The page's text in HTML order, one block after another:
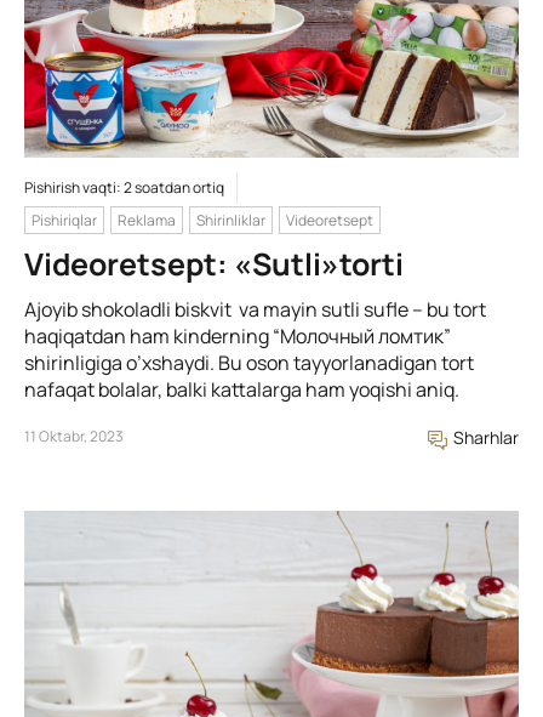
Pishirish vaqti: 2 soatdan ortiq
Pishiriqlar
Reklama Shirinliklar Videoretsept
Videoretsept: «Sutli»torti
Ajoyib shokoladli biskvit va mayin sutli sufle – bu tort
haqiqatdan ham kinderning “Молочный ломтик”
shirinligiga o’xshaydi. Bu oson tayyorlanadigan tort
nafaqat bolalar, balki kattalarga ham yoqishi aniq.
11 Oktabr, 2023 Sharhlar